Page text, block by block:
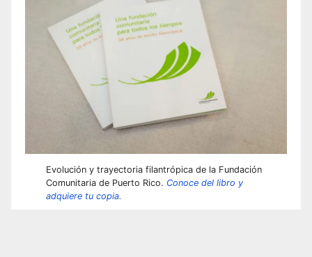
Evolución y trayectoria filantrópica de la Fundación
Comunitaria de Puerto Rico. Conoce del libro y
adquiere tu copia.